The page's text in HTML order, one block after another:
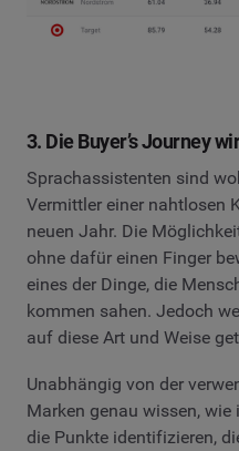
3. Die Buyer’s Journey
Sprachassistenten sind
Vermittler einer nahtlosen
neuen Jahr. Die
ohne dafür einen Finger
eines der Dinge, die
kommen sahen. Jedoch
auf diese Art und Weise
Unabhängig von der
Marken genau wissen,
die Punkte identifizieren,